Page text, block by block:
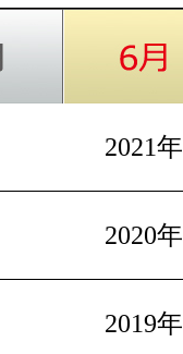
2021年
2020年
2019年